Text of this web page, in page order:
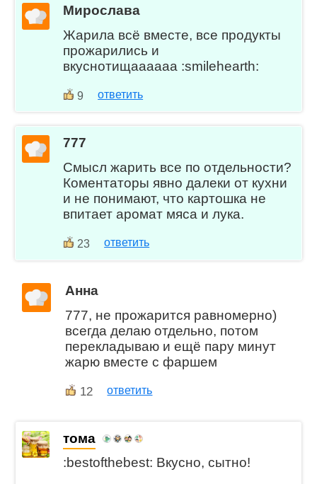
Мирослава
Жарила всё вместе, все продукты
прожарились и
вкуснотищаааааа :smilehearth:
9 ответить
777
Смысл жарить все по отдельности?
Коментаторы явно далеки от кухни
и не понимают, что картошка не
впитает аромат мяса и лука.
23 ответить
Анна
777, не прожарится равномерно)
всегда делаю отдельно, потом
перекладываю и ещё пару минут
жарю вместе с фаршем
12 ответить
тома
:bestofthebest: Вкусно, сытно!